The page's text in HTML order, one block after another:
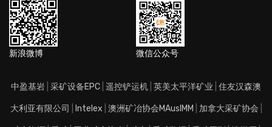
新浪微博 微信公众号
中盈基岩 采矿设备EPC 遥控铲运机 英美太平洋矿业 住友汉森澳
大利亚有限公司 Intelex 澳洲矿冶协会MAusIMM 加拿大采矿协会